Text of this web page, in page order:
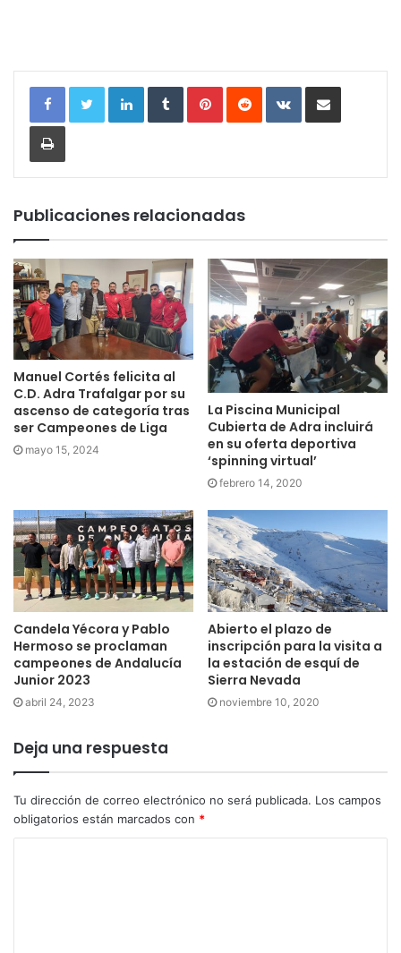
LinkedInTumblrPinterestReddit VKontakteCompartir por correo
Imprimir
Publicaciones relacionadas
Manuel Cortés felicita al
C.D. Adra Trafalgar por su
ascenso de categoría tras
ser Campeones de Liga
mayo 15, 2024
La Piscina Municipal
Cubierta de Adra incluirá
en su oferta deportiva
‘spinning virtual’
febrero 14, 2020
Candela Yécora y Pablo
Hermoso se proclaman
campeones de Andalucía
Junior 2023
abril 24, 2023
Abierto el plazo de
inscripción para la visita a
la estación de esquí de
Sierra Nevada
noviembre 10, 2020
Deja una respuesta
Tu dirección de correo electrónico no será publicada. Los campos
obligatorios están marcados con *